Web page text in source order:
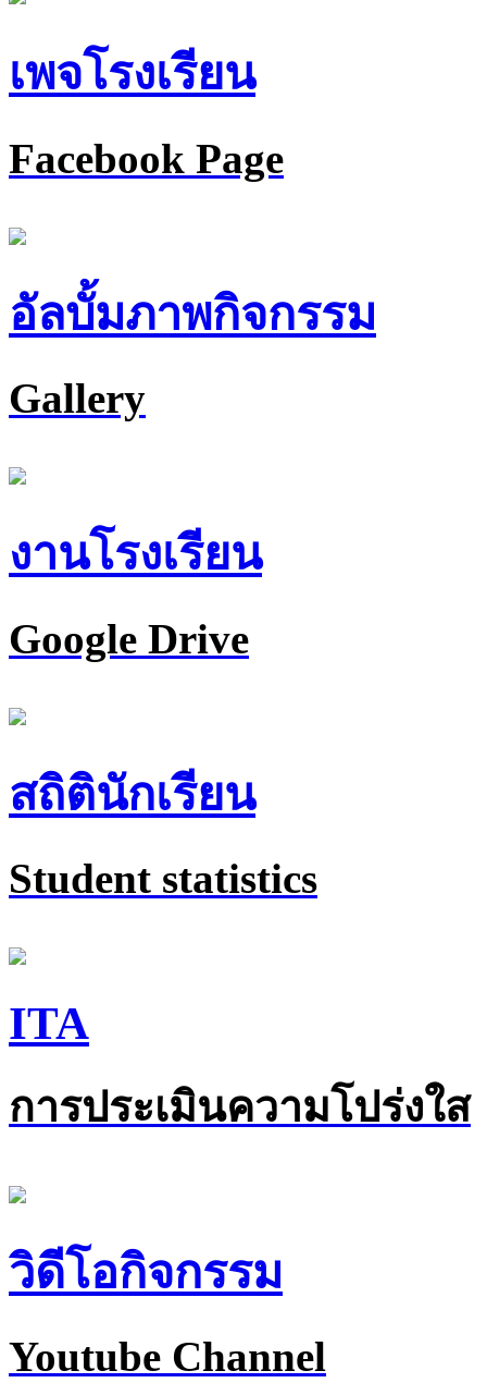
เพจโรงเรียน
Facebook Page
อัลบั้มภาพกิจกรรม
Gallery
งานโรงเรียน
Google Drive
สถิตินักเรียน
Student statistics
ITA
การประเมินความโปร่งใส
วิดีโอกิจกรรม
Youtube Channel